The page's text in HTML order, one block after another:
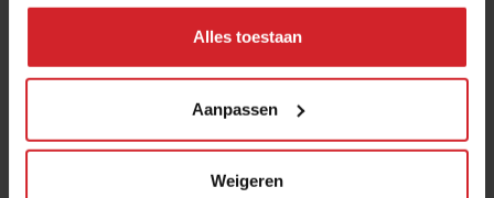
Alles toestaan
Aanpassen
Weigeren